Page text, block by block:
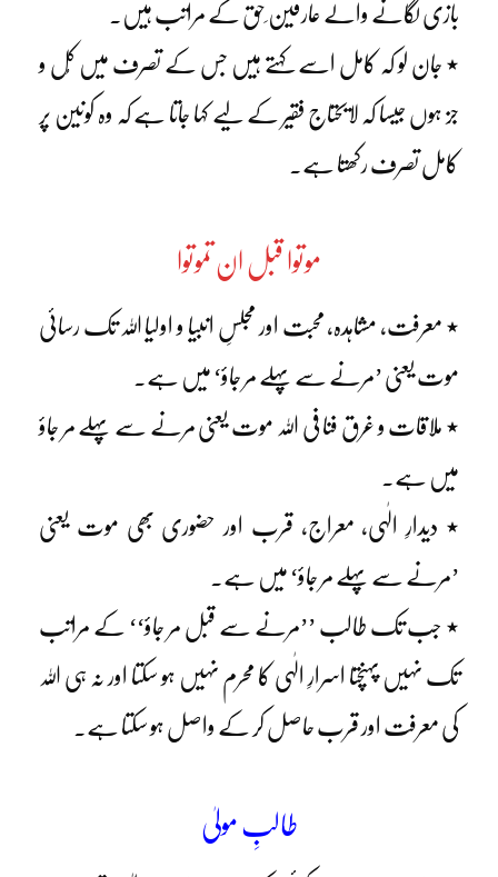
بازی لگانے والے عارفین ِحق کے مراتب ہیں۔
٭ جان لو کہ کامل اسے کہتے ہیں جس کے تصرف میں کُل و
جز ہوں جیسا کہ لایحتاج فقیر کے لیے کہا جاتا ہے کہ وہ کونین پر
کامل تصرف رکھتا ہے۔
موتوا قبل ان تموتوا
٭ معرفت، مشاہدہ، محبت اور مجلسِ انبیا و اولیا اللہ تک رسائی
موت یعنی ’مرنے سے پہلے مر جاؤ‘ میں ہے۔
٭ ملاقات و غرق فنا فی اللہ موت یعنی مرنے سے پہلے مر جاؤ
میں ہے۔
٭ دیدارِ الٰہی، معراج، قرب اور حضوری بھی موت یعنی
’مرنے سے پہلے مر جاؤ‘ میں ہے۔
٭ جب تک طالب ’’مرنے سے قبل مر جاؤ‘‘ کے مراتب
تک نہیں پہنچتا اسرارِ الٰہی کا محرم نہیں ہو سکتا اور نہ ہی اللہ
کی معرفت اور قرب حاصل کر کے واصل ہو سکتا ہے۔
طالبِ مولیٰ